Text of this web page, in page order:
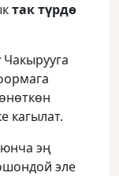
так түрдө
кагылат.
эң
эле